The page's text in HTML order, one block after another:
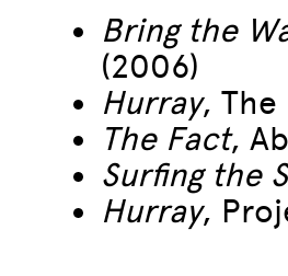
Bring the
(2006)
Hurray, The
The Fact,
Surfing the
Hurray,